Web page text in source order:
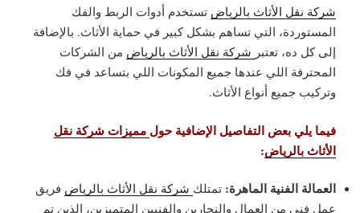
شركة نقل الأثاث بالرياض تستخدم أدوات الربط والفك
المستوردة، التي تساهم بشكل كبير في حماية الأثاث. بالإضافة
إلى كل ده، تعتبر شركة نقل الأثاث بالرياض من الشركات
المحترفة اللي عندها جميع المكونات اللي بتساعد في فك
وتركيب جميع أنواع الأثاث.
فيما يلي بعض التفاصيل الإضافية حول مميزات شركة نقل
الأثاث بالرياض:
العمالة الفنية الماهرة: تمتلك شركة نقل الأثاث بالرياض فريق
عمل فني من العمال والنجارين والفنيين المتميزين، الذين تم